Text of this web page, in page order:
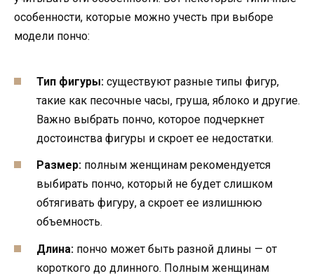
особенности, которые можно учесть при выборе
модели пончо:
Тип фигуры: существуют разные типы фигур,
такие как песочные часы, груша, яблоко и другие.
Важно выбрать пончо, которое подчеркнет
достоинства фигуры и скроет ее недостатки.
Размер: полным женщинам рекомендуется
выбирать пончо, который не будет слишком
обтягивать фигуру, а скроет ее излишнюю
объемность.
Длина: пончо может быть разной длины — от
короткого до длинного. Полным женщинам